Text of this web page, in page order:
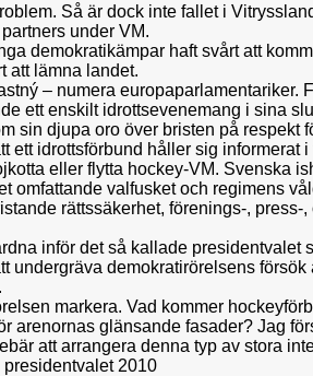
Så är dock inte fallet i
under VM.
demokratikämpar haft svårt att
att lämna landet.
– numera
ett enskilt idrottsevenemang i sina
djupa oro över bristen på respekt
idrottsförbund håller sig
eller flytta hockey-VM. Svenska
valfusket och regimens
rättssäkerhet, förenings-,
inför det så kallade presidentvalet
demokratirörelsens
markera. Vad kommer
glänsande fasader? Jag
att arrangera denna typ av stora
2010